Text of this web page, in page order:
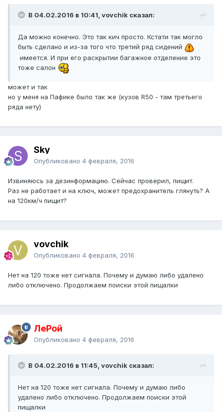
В 04.02.2016 в 10:41, vovchik сказал:
Да можно конечно. Это так кич просто. Кстати так могло
быть сделано и из-за того что третий ряд сидений
имеется. И при его раскрытии багажное отделение это
тоже салон
может и так
но у меня на Пафике было так же (кузов R50 - там третьего
ряда нету)
Sky
Опубликовано 4 февраля, 2016
Извиняюсь за дезинформацию. Сейчас проверил, пищит.
Раз не работает и на ключ, может предохранитель глянуть? А
на 120км/ч пищит?
vovchik
Опубликовано 4 февраля, 2016
Нет на 120 тоже нет сигнала. Почему и думаю либо удалено
либо отключено. Продолжаем поиски этой пищалки
ЛеРой
Опубликовано 4 февраля, 2016
В 04.02.2016 в 11:45, vovchik сказал:
Нет на 120 тоже нет сигнала. Почему и думаю либо
удалено либо отключено. Продолжаем поиски этой
пищалки